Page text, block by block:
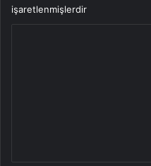
işaretlenmişlerdir